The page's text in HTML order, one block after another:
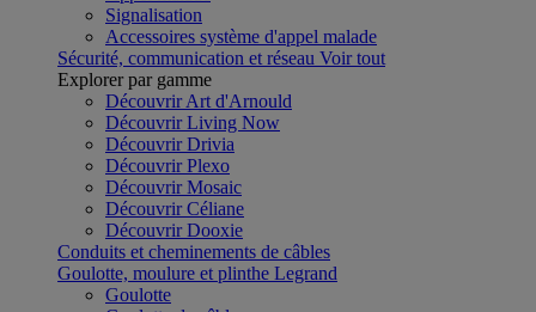
Signalisation
Accessoires système d'appel malade
Sécurité, communication et réseau Voir tout
Explorer par gamme
Découvrir Art d'Arnould
Découvrir Living Now
Découvrir Drivia
Découvrir Plexo
Découvrir Mosaic
Découvrir Céliane
Découvrir Dooxie
Conduits et cheminements de câbles
Goulotte, moulure et plinthe Legrand
Goulotte